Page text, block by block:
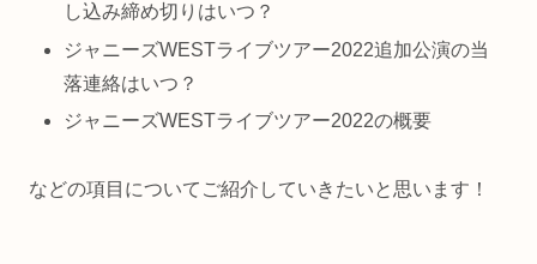
し込み締め切りはいつ？
ジャニーズWESTライブツアー2022追加公演の当
落連絡はいつ？
ジャニーズWESTライブツアー2022の概要
などの項目についてご紹介していきたいと思います！